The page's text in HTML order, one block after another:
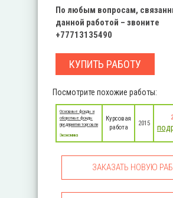
По любым вопросам,
данной работой – звоните
+77713135490
КУПИТЬ РАБОТУ
Посмотрите похожие работы:
Основные фонды и
оборотные фонды
предприятия торговли
Экономика
Курсовая
работа
2015
ЗАКАЗАТЬ НОВУЮ